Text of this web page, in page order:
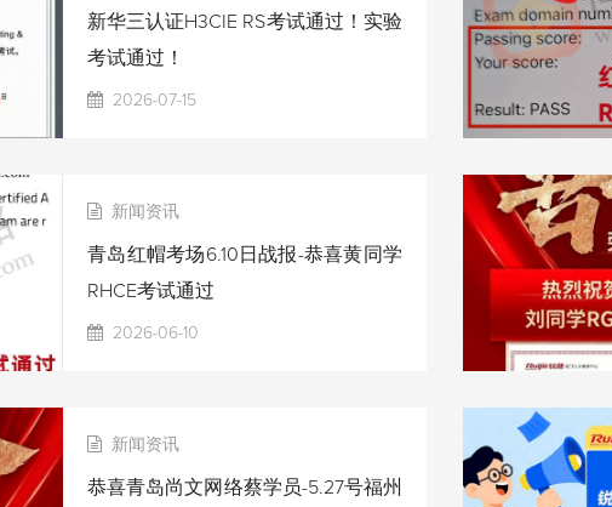
新华三认证H3CIE RS考试通过！实验
考试通过！
2026-07-15
新闻资讯
青岛红帽考场6.10日战报-恭喜黄同学
RHCE考试通过
2026-06-10
新闻资讯
恭喜青岛尚文网络蔡学员-5.27号福州